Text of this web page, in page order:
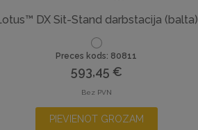
DX Sit-Stand darbstacija (balta)
Preces kods: 80811
593,45 €
Bez PVN
PIEVIENOT GROZAM